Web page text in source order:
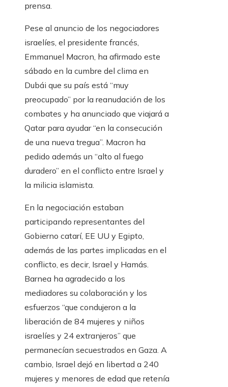
prensa.
Pese al anuncio de los negociadores
israelíes, el presidente francés,
Emmanuel Macron, ha afirmado este
sábado en la cumbre del clima en
Dubái que su país está “muy
preocupado” por la reanudación de los
combates y ha anunciado que viajará a
Qatar para ayudar “en la consecución
de una nueva tregua”. Macron ha
pedido además un “alto al fuego
duradero” en el conflicto entre Israel y
la milicia islamista.
En la negociación estaban
participando representantes del
Gobierno catarí, EE UU y Egipto,
además de las partes implicadas en el
conflicto, es decir, Israel y Hamás.
Barnea ha agradecido a los
mediadores su colaboración y los
esfuerzos “que condujeron a la
liberación de 84 mujeres y niños
israelíes y 24 extranjeros” que
permanecían secuestrados en Gaza. A
cambio, Israel dejó en libertad a 240
mujeres y menores de edad que retenía